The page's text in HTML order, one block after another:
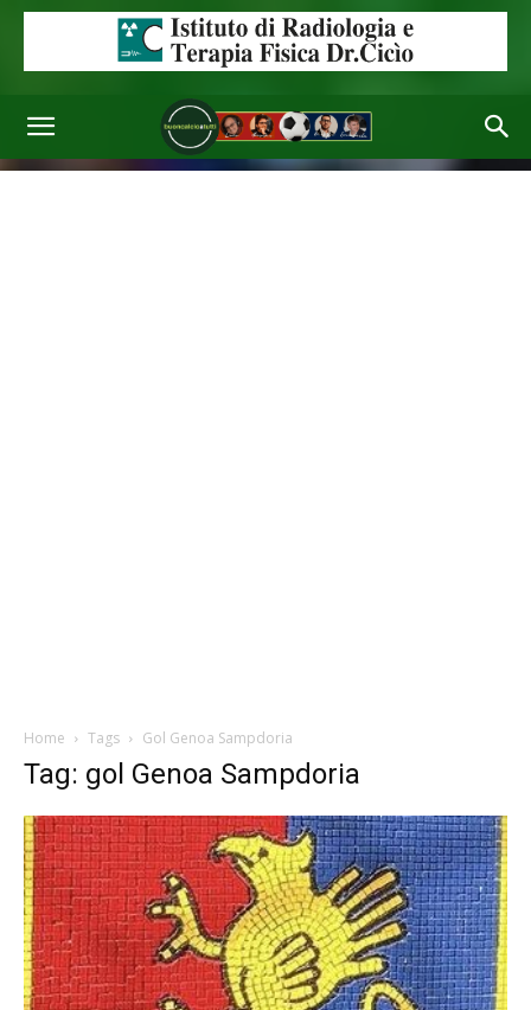
Home Tags Gol Genoa Sampdoria
Tag: gol Genoa Sampdoria